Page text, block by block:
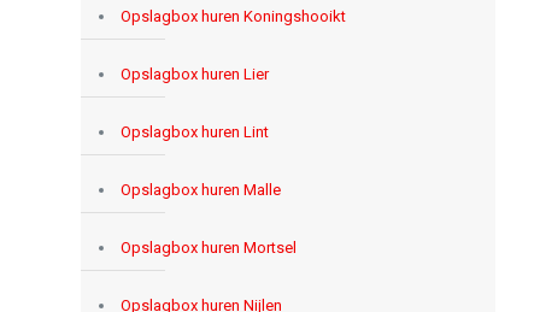
Opslagbox huren Koningshooikt
Opslagbox huren Lier
Opslagbox huren Lint
Opslagbox huren Malle
Opslagbox huren Mortsel
Opslagbox huren Nijlen